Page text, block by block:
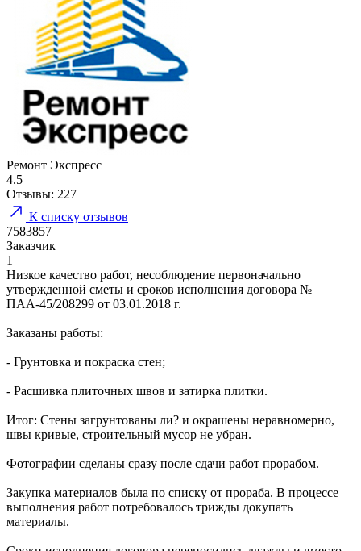
Ремонт Экспресс
4.5
Отзывы: 227
К списку отзывов
7583857
Заказчик
1
Низкое качество работ, несоблюдение первоначально
утвержденной сметы и сроков исполнения договора №
ПАА-45/208299 от 03.01.2018 г.
Заказаны работы:
- Грунтовка и покраска стен;
- Расшивка плиточных швов и затирка плитки.
Итог: Стены загрунтованы ли? и окрашены неравномерно,
швы кривые, строительный мусор не убран.
Фотографии сделаны сразу после сдачи работ прорабом.
Закупка материалов была по списку от прораба. В процессе
выполнения работ потребовалось трижды докупать
материалы.